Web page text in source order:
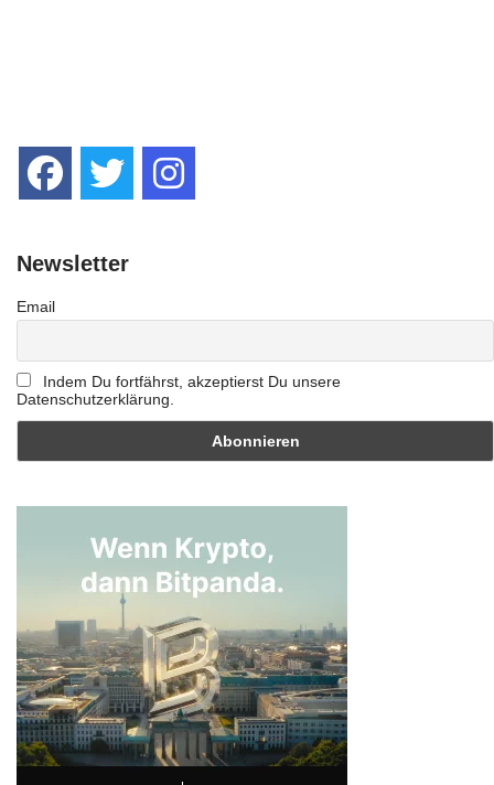
Newsletter
Email
Indem Du fortfährst, akzeptierst Du unsere
Datenschutzerklärung.